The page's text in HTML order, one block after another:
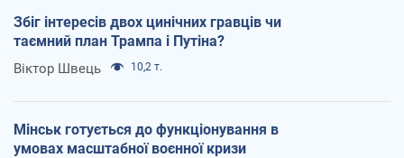
Збіг інтересів двох цинічних гравців чи
таємний план Трампа і Путіна?
Віктор Швець 10,2 т.
Мінськ готується до функціонування в
умовах масштабної воєнної кризи